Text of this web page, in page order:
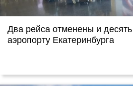
Два рейса отменены и
аэропорту Екатеринбурга